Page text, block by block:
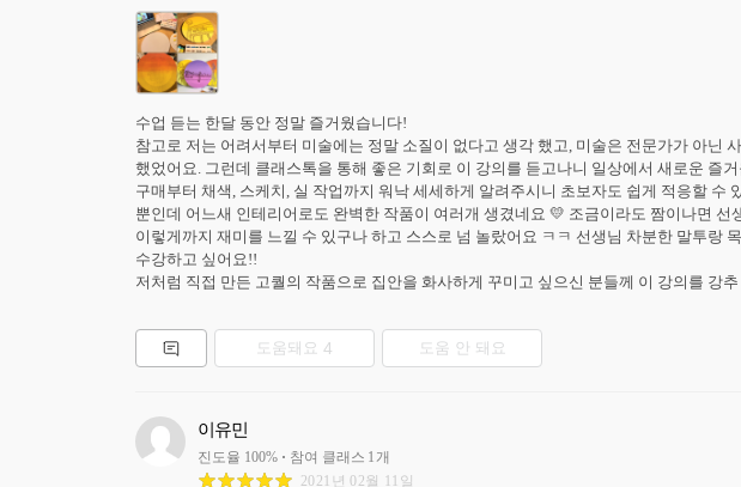
수업 듣는 한달 동안 정말 즐거웠습니다!
참고로 저는 어려서부터 미술에는 정말 소질이 없다고 생각 했고, 미술은 전문가가 아닌
했었어요. 그런데 클래스톡을 통해 좋은 기회로 이 강의를 듣고나니 일상에서 새로운 즐
구매부터 채색, 스케치, 실 작업까지 워낙 세세하게 알려주시니 초보자도 쉽게 적응할 수
뿐인데 어느새 인테리어로도 완벽한 작품이 여러개 생겼네요 💛 조금이라도 짬이나면 선
이렇게까지 재미를 느낄 수 있구나 하고 스스로 넘 놀랐어요 ㅋㅋ 선생님 차분한 말투랑
수강하고 싶어요!!
저처럼 직접 만든 고퀄의 작품으로 집안을 화사하게 꾸미고 싶으신 분들께 이 강의를 강
도움돼요 4 도움 안 돼요
이유민
진도율 100% 참여 클래스 1개
2021년 02월 11일